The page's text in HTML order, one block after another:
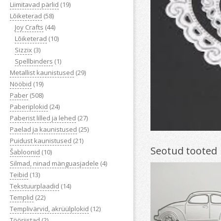
Liimitavad pärlid (19)
Lõiketerad (58)
Joy Crafts (44)
Lõiketerad (10)
Sizzix (3)
Spellbinders (1)
Metallist kaunistused (29)
Nööbid (19)
Paber (508)
Paberiplokid (24)
Paberist lilled ja lehed (27)
Paelad ja kaunistused (25)
Puidust kaunistused (21)
Šabloonid (10)
Silmad, ninad mänguasjadele (4)
Teibid (13)
Tekstuurplaadid (14)
Templid (22)
Templivärvid, akrüülplokid (12)
Seotud tooted